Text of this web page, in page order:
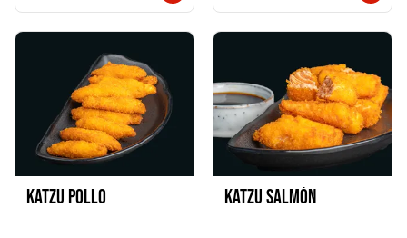
Katzu Pollo Katzu Salmón